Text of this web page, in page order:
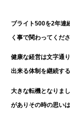
ブライト500を2年連
く事で関わってくだ
健康な経営は文字通
出来る体制を継続す
大きな転機となりま
がありその時の思い